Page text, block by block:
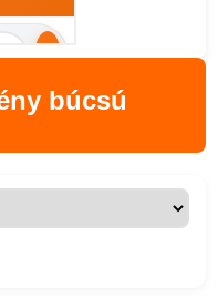
búcsú